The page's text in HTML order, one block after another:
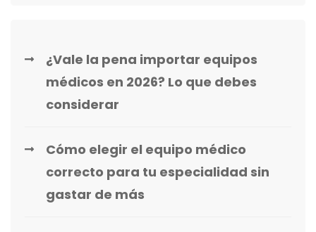
¿Vale la pena importar equipos
médicos en 2026? Lo que debes
considerar
Cómo elegir el equipo médico
correcto para tu especialidad sin
gastar de más